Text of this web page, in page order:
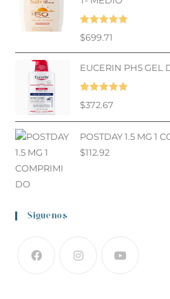
Valorado en
$699.71
EUCERIN PH5 GEL
Valorado en
$372.67
POSTDAY 1.5 MG 1
$112.92
Siguenos